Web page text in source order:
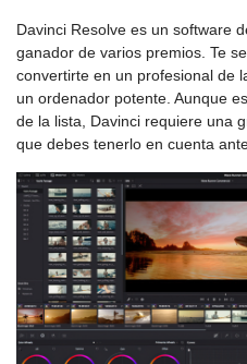
Davinci Resolve es un software
ganador de varios premios. Te
convertirte en un profesional de
un ordenador potente. Aunque
de la lista, Davinci requiere una
que debes tenerlo en cuenta